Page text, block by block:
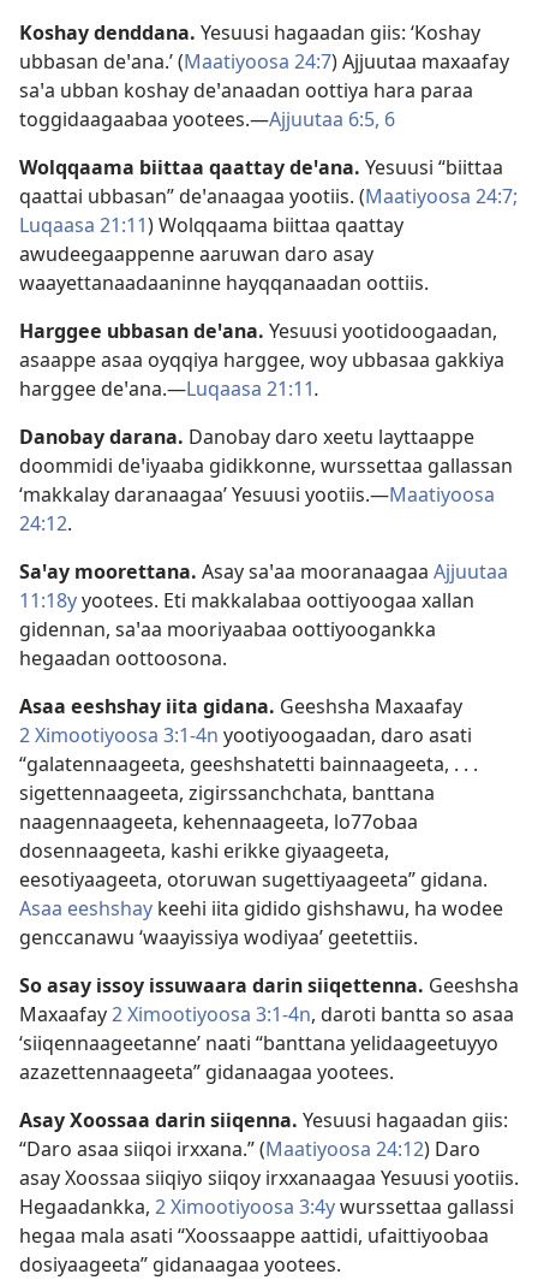
Koshay denddana. Yesuusi hagaadan giis: ‘Koshay
ubbasan deꞌana.’ (Maatiyoosa 24:7) Ajjuutaa maxaafay
saꞌa ubban koshay deꞌanaadan oottiya hara paraa
toggidaagaabaa yootees.—Ajjuutaa 6:5, 6
Wolqqaama biittaa qaattay deꞌana. Yesuusi “biittaa
qaattai ubbasan” deꞌanaagaa yootiis. (Maatiyoosa 24:7;
Luqaasa 21:11) Wolqqaama biittaa qaattay
awudeegaappenne aaruwan daro asay
waayettanaadaaninne hayqqanaadan oottiis.
Harggee ubbasan deꞌana. Yesuusi yootidoogaadan,
asaappe asaa oyqqiya harggee, woy ubbasaa gakkiya
harggee deꞌana.—Luqaasa 21:11.
Danobay darana. Danobay daro xeetu layttaappe
doommidi deꞌiyaaba gidikkonne, wurssettaa gallassan
‘makkalay daranaagaa’ Yesuusi yootiis.—Maatiyoosa
24:12.
Saꞌay moorettana. Asay saꞌaa mooranaagaa Ajjuutaa
11:18yyootees. Eti makkalabaa oottiyoogaa xallan
gidennan, saꞌaa mooriyaabaa oottiyoogankka
hegaadan oottoosona.
Asaa eeshshay iita gidana. Geeshsha Maxaafay
2 Ximootiyoosa 3:1-4n yootiyoogaadan, daro asati
“galatennaageeta, geeshshatetti bainnaageeta, . . .
sigettennaageeta, zigirssanchchata, banttana
naagennaageeta, kehennaageeta, lo77obaa
dosennaageeta, kashi erikke giyaageeta,
eesotiyaageeta, otoruwan sugettiyaageeta” gidana.
Asaa eeshshay keehi iita gidido gishshawu, ha wodee
genccanawu ‘waayissiya wodiyaa’ geetettiis.
So asay issoy issuwaara darin siiqettenna. Geeshsha
Maxaafay2 Ximootiyoosa 3:1-4n, daroti bantta so asaa
‘siiqennaageetanne’ naati “banttana yelidaageetuyyo
azazettennaageeta” gidanaagaa yootees.
Asay Xoossaa darin siiqenna. Yesuusi hagaadan giis:
“Daro asaa siiqoi irxxana.” (Maatiyoosa 24:12) Daro
asay Xoossaa siiqiyo siiqoy irxxanaagaa Yesuusi yootiis.
Hegaadankka, 2 Ximootiyoosa 3:4ywurssettaa gallassi
hegaa mala asati “Xoossaappe aattidi, ufaittiyoobaa
dosiyaageeta” gidanaagaa yootees.